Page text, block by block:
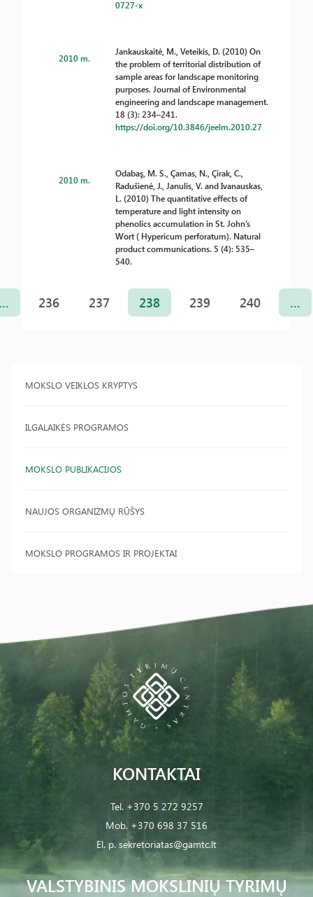
MOKSLO VEIKLOS KRYPTYS
ILGALAIKĖS PROGRAMOS
MOKSLO PUBLIKACIJOS
NAUJOS ORGANIZMŲ RŪŠYS
MOKSLO PROGRAMOS IR PROJEKTAI
0727-x
2010 m.
Jankauskaitė, M., Veteikis, D. (2010) On
the problem of territorial distribution of
sample areas for landscape monitoring
purposes. Journal of Environmental
engineering and landscape management.
18 (3): 234–241.
https://doi.org/10.3846/jeelm.2010.27
2010 m.
Odabaş, M. S., Çamas, N., Çirak, C.,
Radušienė, J., Janulis, V. and Ivanauskas,
L. (2010) The quantitative effects of
temperature and light intensity on
phenolics accumulation in St. John’s
Wort ( Hypericum perforatum). Natural
product communications. 5 (4): 535–
540.
236 237 238 239 240 …
VALSTYBINIS MOKSLINIŲ TYRIMŲ
KONTAKTAI
Tel. +370 5 272 9257
Mob. +370 698 37 516
El. p. sekretoriatas@gamtc.lt